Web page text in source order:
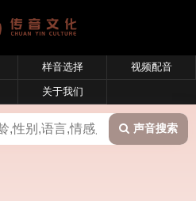
样音选择 视频配音
关于我们
声音搜索